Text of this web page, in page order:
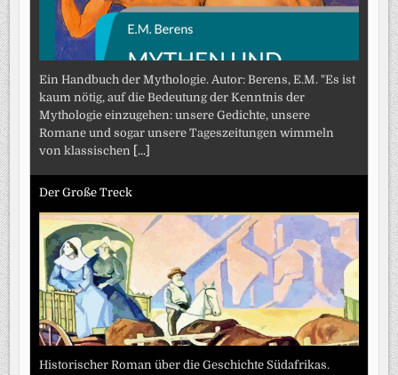
Ein Handbuch der Mythologie. Autor: Berens, E.M. "Es ist
kaum nötig, auf die Bedeutung der Kenntnis der
Mythologie einzugehen: unsere Gedichte, unsere
Romane und sogar unsere Tageszeitungen wimmeln
von klassischen [...]
Der Große Treck
Historischer Roman über die Geschichte Südafrikas.